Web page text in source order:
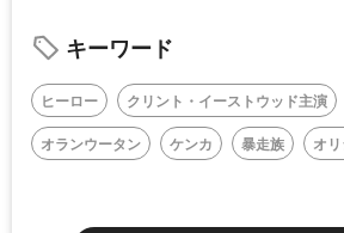
キーワード
ヒーロー クリント・イーストウッド主演
オランウータン
ケンカ 暴走族 オ